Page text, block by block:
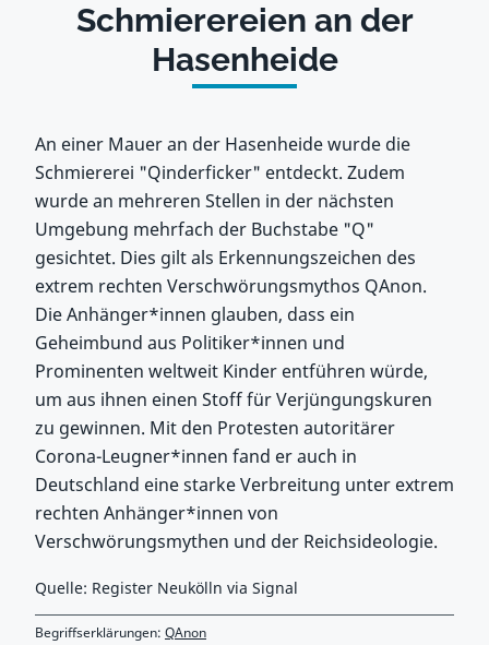
Schmierereien an der
Hasenheide
An einer Mauer an der Hasenheide wurde die
Schmiererei "Qinderficker" entdeckt. Zudem
wurde an mehreren Stellen in der nächsten
Umgebung mehrfach der Buchstabe "Q"
gesichtet. Dies gilt als Erkennungszeichen des
extrem rechten Verschwörungsmythos QAnon.
Die Anhänger*innen glauben, dass ein
Geheimbund aus Politiker*innen und
Prominenten weltweit Kinder entführen würde,
um aus ihnen einen Stoff für Verjüngungskuren
zu gewinnen. Mit den Protesten autoritärer
Corona-Leugner*innen fand er auch in
Deutschland eine starke Verbreitung unter extrem
rechten Anhänger*innen von
Verschwörungsmythen und der Reichsideologie.
Quelle: Register Neukölln via Signal
Begriffserklärungen: QAnon